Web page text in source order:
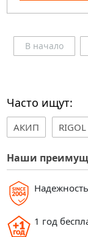
Наши
1 год
В начало
Часто ищут:
АКИП RIGOL